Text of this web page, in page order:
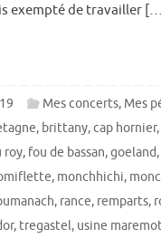
exempté de travailler
Mes concerts, Mes
, brittany,cap hornier
roy, fou de bassan,goeland,
, monchhichi,
, rance, remparts,
, tregastel, usine